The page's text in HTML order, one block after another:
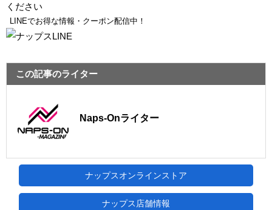
ください
LINEでお得な情報・クーポン配信中！
この記事のライター
Naps-Onライター
ナップスオンラインストア
ナップス店舗情報